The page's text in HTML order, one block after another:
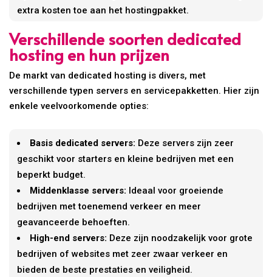
extra kosten toe aan het hostingpakket.
Verschillende soorten dedicated
hosting en hun prijzen
De markt van dedicated hosting is divers, met
verschillende typen servers en servicepakketten. Hier zijn
enkele veelvoorkomende opties:
Basis dedicated servers: Deze servers zijn zeer
geschikt voor starters en kleine bedrijven met een
beperkt budget.
Middenklasse servers: Ideaal voor groeiende
bedrijven met toenemend verkeer en meer
geavanceerde behoeften.
High-end servers: Deze zijn noodzakelijk voor grote
bedrijven of websites met zeer zwaar verkeer en
bieden de beste prestaties en veiligheid.